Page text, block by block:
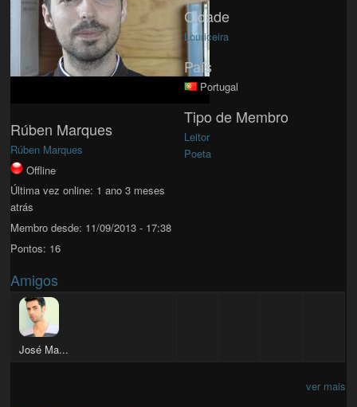
Rúben Marques
Rúben Marques
Offline
Última vez online: 1 ano 3 meses
atrás
Membro desde: 11/09/2013 - 17:38
Pontos: 16
Cidade
Louriceira
País
Portugal
Tipo de Membro
Leitor
Poeta
Amigos
José Ma...
ver mais